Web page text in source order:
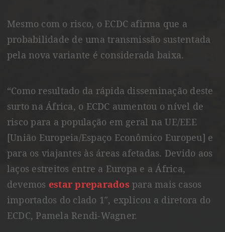
Mesmo com o risco, o ECDC afirma que a
probabilidade de uma transmissão sustentada
pela nova variante é considerada baixa.
“Como resultado da rápida disseminação deste
surto na África, o ECDC aumentou o nível de
risco para a população em geral na UE/EEE
[União Europeia/Espaço Econômico Europeu] e
para os viajantes às áreas afetadas. Devido aos
laços estreitos entre a Europa e a África,
devemos estar preparados para mais casos
importados do clado 1″, explicou a diretora do
ECDC, Pamela Rendi-Wagner.